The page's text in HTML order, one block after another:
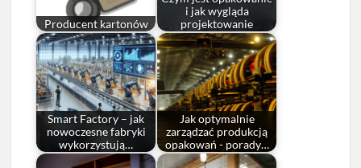
Producent kartonów
i jak wygląda
projektowanie
Smart Factory – jak
nowoczesne fabryki
wykorzystują…
Jak optymalnie
zarządzać produkcją
opakowań - porady…